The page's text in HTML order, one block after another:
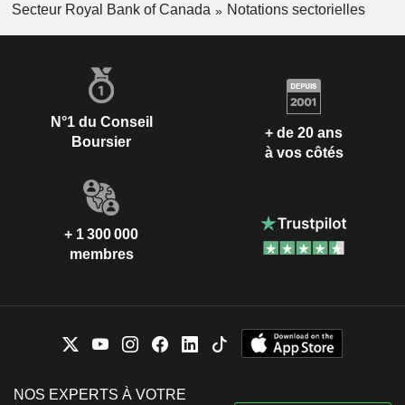
Secteur Royal Bank of Canada
Notations sectorielles
N°1 du Conseil
Boursier
+ de 20 ans
à vos côtés
+ 1 300 000
membres
NOS EXPERTS À VOTRE